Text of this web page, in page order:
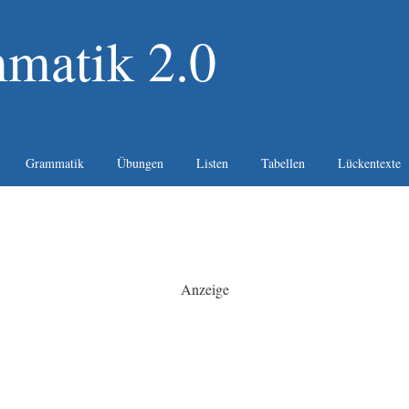
2.0
Grammatik Übungen Listen Tabellen Lückentexte
Anzeige